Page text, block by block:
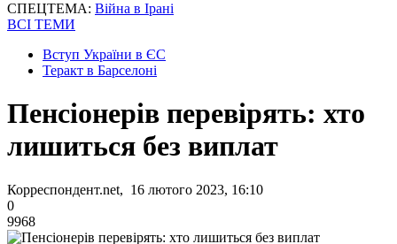
СПЕЦТЕМА: Війна в Ірані
ВСІ ТЕМИ
Вступ України в ЄС
Теракт в Барселоні
Пенсіонерів перевірять: хто
лишиться без виплат
Корреспондент.net, 16 лютого 2023, 16:10
0
9968